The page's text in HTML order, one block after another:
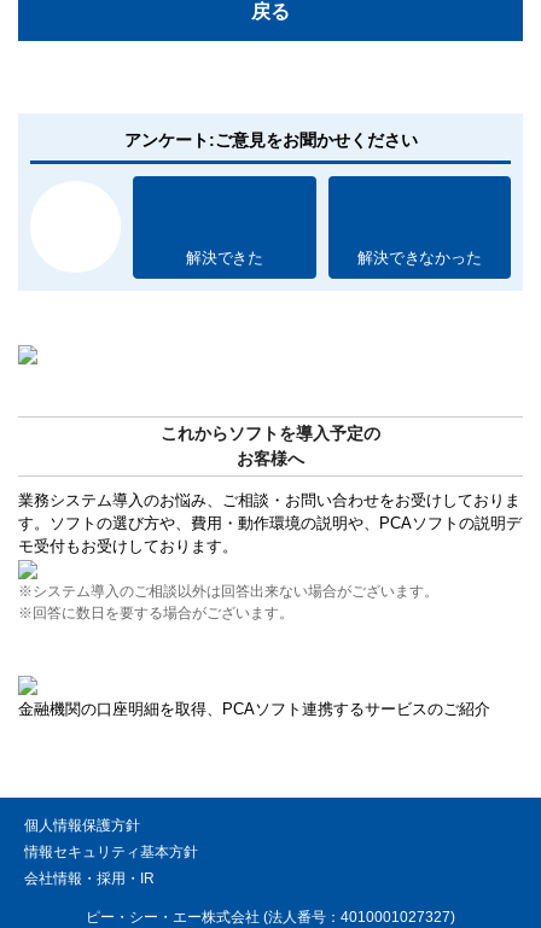
戻る
アンケート:ご意見をお聞かせください
解決できた 解決できなかった
これからソフトを導入予定の
お客様へ
業務システム導入のお悩み、ご相談・お問い合わせをお受けしておりま
す。ソフトの選び方や、費用・動作環境の説明や、PCAソフトの説明デ
モ受付もお受けしております。
※システム導入のご相談以外は回答出来ない場合がございます。
※回答に数日を要する場合がございます。
金融機関の口座明細を取得、PCAソフト連携するサービスのご紹介
個人情報保護方針
情報セキュリティ基本方針
会社情報・採用・IR
ピー・シー・エー株式会社 (法人番号：4010001027327)